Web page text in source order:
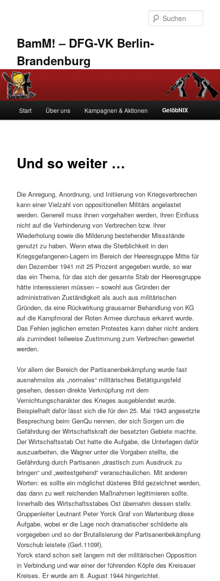
BamM! – DFG-VK Berlin-
Brandenburg
Start Über uns Kampagnen & Aktionen GelöbNIX
Und so weiter …
Die Anregung, Anordnung, und Initiierung von Kriegsverbrechen
kann einer Vielzahl von oppositionellen Militärs angelastet
werden. Generell muss ihnen vorgehalten werden, ihren Einfluss
nicht auf die Verhinderung von Verbrechen bzw. ihrer
Wiederholung sowie die Milderung bestehender Missstände
genutzt zu haben. Wenn etwa die Sterblichkeit in den
Kriegsgefangenen-Lagern im Bereich der Heeresgruppe Mitte für
den Dezember 1941 mit 25 Prozent angegeben wurde, so war
das ein Thema, für das sich der gesamte Stab der Heeresgruppe
hätte interessieren müssen – sowohl aus Gründen der
administrativen Zuständigkeit als auch aus militärischen
Gründen, da eine Rückwirkung grausamer Behandlung von KG
auf die Kampfmoral der Roten Armee durchaus erkannt wurde.
Das Fehlen jeglichen ernsten Protestes kann daher nicht anders
als zumindest teilweise Zustimmung zum Verbrechen gewertet
werden.
Vor allem der Bereich der Partisanenbekämpfung wurde fast
ausnahmslos als „normales“ militärisches Betätigungsfeld
gesehen, dessen direkte Verknüpfung mit dem
Vernichtungscharakter des Krieges ausgeblendet wurde.
Beispielhaft dafür lässt sich die für den 25. Mai 1943 angesetzte
Besprechung beim GenQu nennen, der sich Sorgen um die
Gefährdung der Wirtschaftskraft der besetzten Gebiete machte.
Der Wirtschaftsstab Ost hatte die Aufgabe, die Unterlagen dafür
auszuarbeiten, die Wagner unter die Vorgaben stellte, die
Gefährdung durch Partisanen „drastisch zum Ausdruck zu
bringen“ und „weitestgehend“ veranschaulichen. Mit anderen
Worten: es sollte ein möglichst düsteres Bild gezeichnet werden,
das dann zu weit reichenden Maßnahmen legitimieren sollte.
Innerhalb des Wirtschaftsstabes Ost übernahm dessen stellv.
Gruppenleiter Leutnant Peter Yorck Graf von Wartenburg diese
Aufgabe, wobei er die Lage noch dramatischer schilderte als
vorgegeben und so der Brutalisierung der Partisanenbekämpfung
Vorschub leistete (Gerl.1109f).
Yorck stand schon seit langem mit der militärischen Opposition
in Verbindung und war einer der führenden Köpfe des Kreisauer
Kreises. Er wurde am 8. August 1944 hingerichtet.